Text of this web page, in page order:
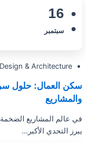
16
سبتمبر
& Architecture
سكن العمال: حلول
والمشاريع
في عالم المشاريع الضخمة
يبرز التحدي الأكبر...